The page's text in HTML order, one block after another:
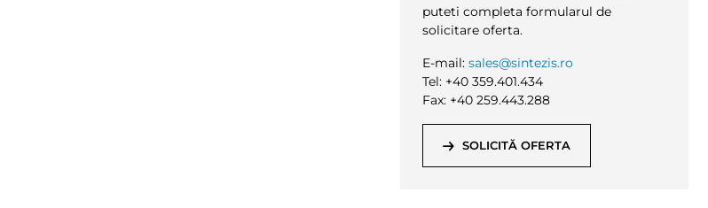
puteti completa formularul de
solicitare oferta.
E-mail: sales@sintezis.ro
Tel: +40 359.401.434
Fax: +40 259.443.288
SOLICITĂ OFERTA